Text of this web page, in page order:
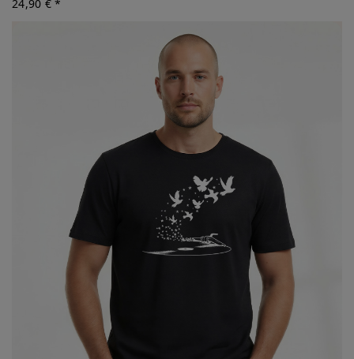
24,90 € *